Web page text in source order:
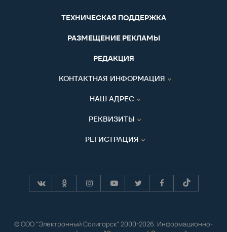
ТЕХНИЧЕСКАЯ ПОДДЕРЖКА
РАЗМЕЩЕНИЕ РЕКЛАМЫ
РЕДАКЦИЯ
КОНТАКТНАЯ ИНФОРМАЦИЯ
НАШ АДРЕС
РЕКВИЗИТЫ
РЕГИСТРАЦИЯ
© ООО "Электронный Солигорск" 2000-2026. Информационно-